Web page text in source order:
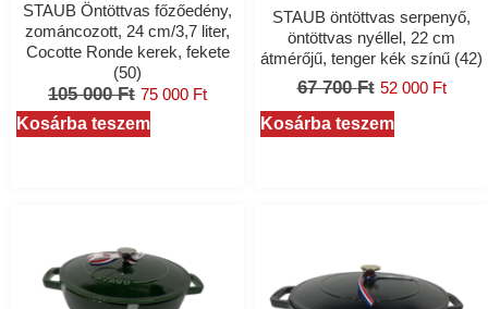
STAUB Öntöttvas főzőedény,
zománcozott, 24 cm/3,7 liter,
Cocotte Ronde kerek, fekete
(50)
105 000Ft 75 000 Ft
Kosárba teszem
STAUB öntöttvas serpenyő,
öntöttvas nyéllel, 22 cm
átmérőjű, tenger kék színű (42)
67 700Ft 52 000 Ft
Kosárba teszem